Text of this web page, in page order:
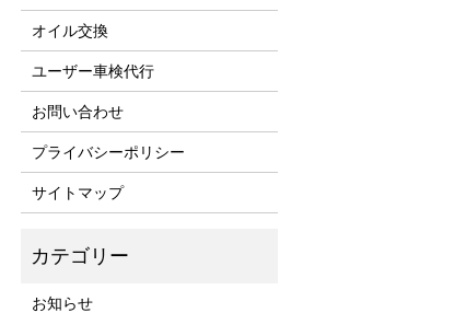
オイル交換
ユーザー車検代行
お問い合わせ
プライバシーポリシー
サイトマップ
お知らせ